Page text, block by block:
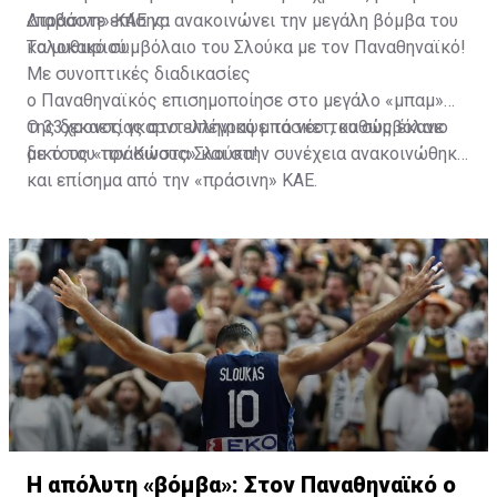
παίκτη με νοοτροπία νικητή".
«πράσινη» ΚΑΕ να ανακοινώνει την μεγάλη βόμβα του
καλοκαιριού.
Διαβάστε επίσης:
Tο μυθικό συμβόλαιο του Σλούκα με τον Παναθηναϊκό!
Με συνοπτικές διαδικασίες
ο Παναθηναϊκός επισημοποίησε στο μεγάλο «μπαμ»
της δεκαετίας στο ελληνικό μπάσκετ, καθώς έκανε
δικό του τον Κώστα Σλούκα!
Ο 33χρονος γκαρντ υπέγραψε το νέο του συμβόλαιο
με τους «πράσινους» και στην συνέχεια ανακοινώθηκε
και επίσημα από την «πράσινη» ΚΑΕ.
Η απόλυτη «βόμβα»: Στον Παναθηναϊκό ο